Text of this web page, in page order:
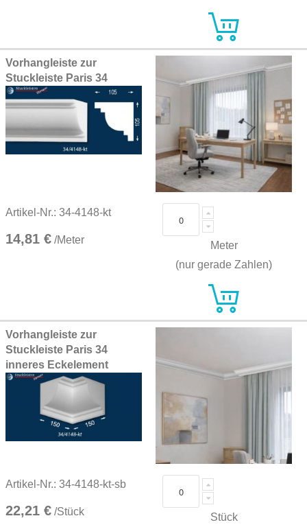
Vorhangleiste zur
Stuckleiste Paris 34
Artikel-Nr.: 34-4148-kt
14,81 € /Meter
Meter
(nur gerade Zahlen)
Vorhangleiste zur
Stuckleiste Paris 34
inneres Eckelement
Artikel-Nr.: 34-4148-kt-sb
22,21 € /Stück Stück